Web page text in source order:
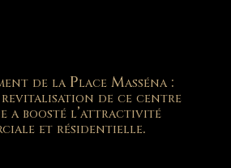
de la Place Masséna :
de ce centre
a boosté l’attractivité
et résidentielle.